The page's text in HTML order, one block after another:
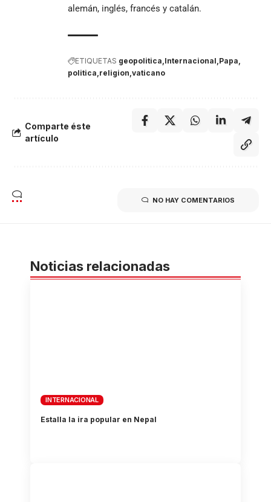
alemán, inglés, francés y catalán.
ETIQUETAS geopolitica Internacional Papa
politica religion vaticano
Comparte éste
artículo
NO HAY COMENTARIOS
Noticias relacionadas
INTERNACIONAL
Estalla la ira popular en Nepal